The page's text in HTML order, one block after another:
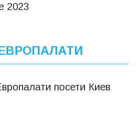
2023
посети Киев